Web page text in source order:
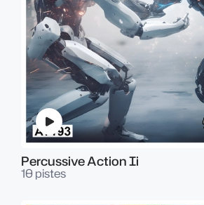
Percussive Action Ii
10 pistes